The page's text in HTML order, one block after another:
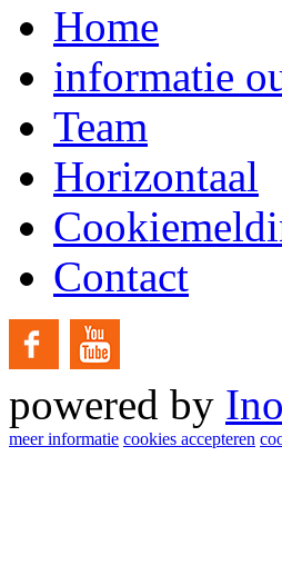
Home
informatie
Team
Horizontaal
Contact
powered by
meer informatie cookies accepteren